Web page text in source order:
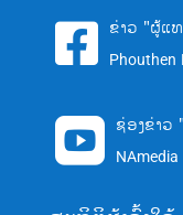
 ຂ່າວ "ຜູ້ແ
Phouthen
 ຊ່ອງຂ່າວ